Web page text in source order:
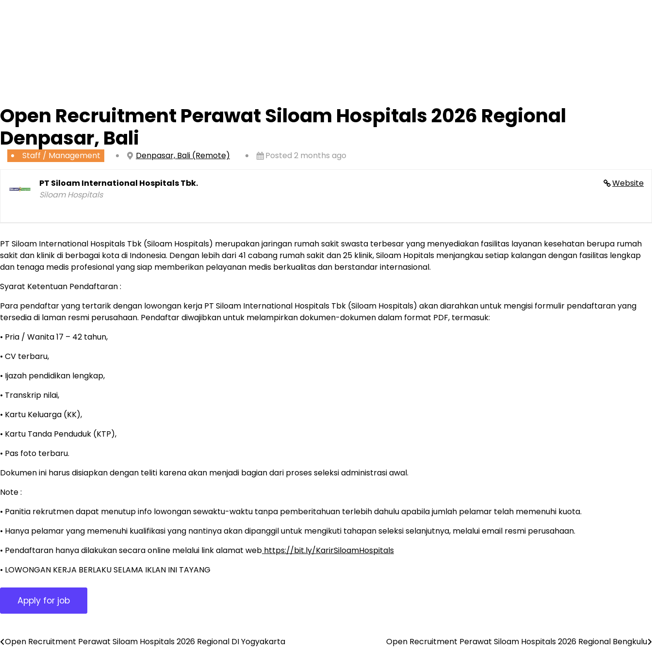
Open Recruitment Perawat Siloam Hospitals 2026 Regional
Denpasar, Bali
Staff / Management Denpasar, Bali (Remote) Posted 2 months ago
Website
PT Siloam International Hospitals Tbk.
Siloam Hospitals
PT Siloam International Hospitals Tbk (Siloam Hospitals) merupakan jaringan rumah sakit swasta terbesar yang menyediakan fasilitas layanan kesehatan berupa rumah
sakit dan klinik di berbagai kota di Indonesia. Dengan lebih dari 41 cabang rumah sakit dan 25 klinik, Siloam Hopitals menjangkau setiap kalangan dengan fasilitas lengkap
dan tenaga medis profesional yang siap memberikan pelayanan medis berkualitas dan berstandar internasional.
Syarat Ketentuan Pendaftaran :
Para pendaftar yang tertarik dengan lowongan kerja PT Siloam International Hospitals Tbk (Siloam Hospitals) akan diarahkan untuk mengisi formulir pendaftaran yang
tersedia di laman resmi perusahaan. Pendaftar diwajibkan untuk melampirkan dokumen-dokumen dalam format PDF, termasuk:
• Pria / Wanita 17 – 42 tahun,
• CV terbaru,
• Ijazah pendidikan lengkap,
• Transkrip nilai,
• Kartu Keluarga (KK),
• Kartu Tanda Penduduk (KTP),
• Pas foto terbaru.
Dokumen ini harus disiapkan dengan teliti karena akan menjadi bagian dari proses seleksi administrasi awal.
Note :
• Panitia rekrutmen dapat menutup info lowongan sewaktu-waktu tanpa pemberitahuan terlebih dahulu apabila jumlah pelamar telah memenuhi kuota.
• Hanya pelamar yang memenuhi kualifikasi yang nantinya akan dipanggil untuk mengikuti tahapan seleksi selanjutnya, melalui email resmi perusahaan.
• Pendaftaran hanya dilakukan secara online melalui link alamat web https://bit.ly/KarirSiloamHospitals
• LOWONGAN KERJA BERLAKU SELAMA IKLAN INI TAYANG
Post
Open Recruitment Perawat Siloam Hospitals 2026 Regional DI Yogyakarta Open Recruitment Perawat Siloam Hospitals 2026 Regional Bengkulu